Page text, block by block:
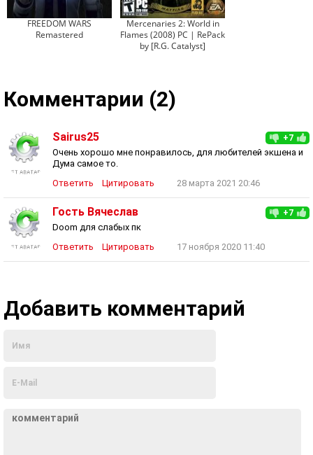
FREEDOM WARS
Remastered
Mercenaries 2: World in
Flames (2008) PC | RePack
by [R.G. Catalyst]
Комментарии (2)
+7
Sairus25
Очень хорошо мне понравилось, для любителей экшена и
Дума самое то.
Ответить
Цитировать 28 марта 2021 20:46
+7
Гость Вячеслав
Doom для слабых пк
Ответить
Цитировать 17 ноября 2020 11:40
Добавить комментарий